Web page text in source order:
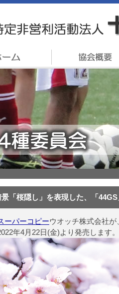
「桜隠し」を表現した、「
ーパーコピーウオッチ株式会社
年4月22日(金)より発売します